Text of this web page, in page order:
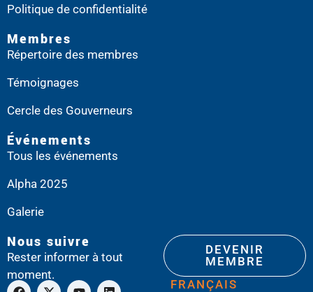
Politique de confidentialité
Membres
Répertoire des membres
Témoignages
Cercle des Gouverneurs
Événements
Tous les événements
Alpha 2025
Galerie
Nous suivre
Rester informer à tout
moment.
DEVENIR
MEMBRE
FRANÇAIS